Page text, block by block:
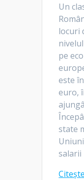
Un
locuri
pe
este
euro,
state
salarii